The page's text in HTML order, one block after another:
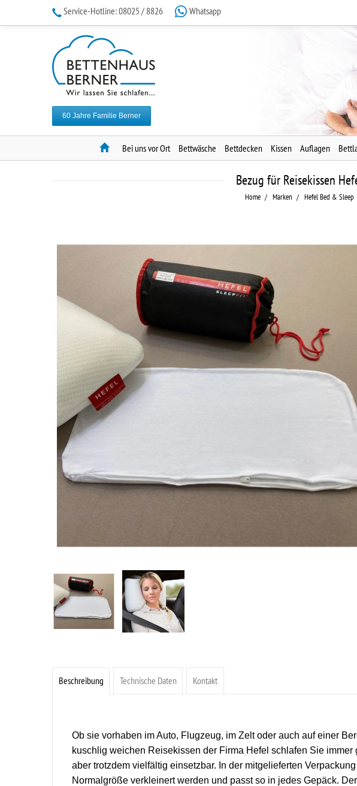
Service-Hotline:08025 / 8826 Whatsapp
60 Jahre Familie Berner
HomeBei uns vor Ort Bettwäsche Bettdecken Kissen Auflagen
Bezug für Reisekissen
Home Marken Hefel Bed & Sleep
Beschreibung Technische Daten Kontakt
Ob sie vorhaben im Auto, Flugzeug, im Zelt oder auch auf einer
kuschlig weichen Reisekissen der Firma Hefel schlafen Sie
aber trotzdem vielfältig einsetzbar. In der mitgelieferten
Normalgröße verkleinert werden und passt so in jedes Gepäck.